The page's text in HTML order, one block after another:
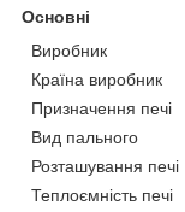
Основні
Виробник
Країна виробник
Призначення печі
Вид пального
Розташування печі
Теплоємність печі